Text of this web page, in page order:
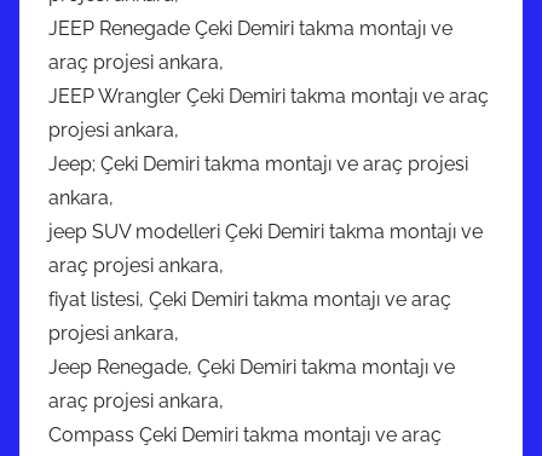
JEEP Renegade Çeki Demiri takma montajı ve
araç projesi ankara,
JEEP Wrangler Çeki Demiri takma montajı ve araç
projesi ankara,
Jeep; Çeki Demiri takma montajı ve araç projesi
ankara,
jeep SUV modelleri Çeki Demiri takma montajı ve
araç projesi ankara,
fiyat listesi, Çeki Demiri takma montajı ve araç
projesi ankara,
Jeep Renegade, Çeki Demiri takma montajı ve
araç projesi ankara,
Compass Çeki Demiri takma montajı ve araç